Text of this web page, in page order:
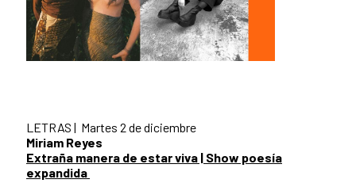
LETRAS | Martes 2 de diciembre
Miriam Reyes
Extraña manera de estar viva | Show poesía
expandida